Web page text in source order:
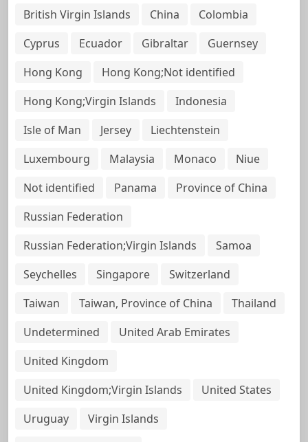
British Virgin Islands
China
Colombia
Cyprus
Ecuador Gibraltar
Guernsey
Hong Kong
Hong Kong;Not identified
Hong Kong;Virgin Islands
Indonesia
Isle of Man
Jersey
Liechtenstein
Luxembourg
Malaysia Monaco
Niue
Not identified
Panama
Province of China
Russian Federation
Russian Federation;Virgin Islands
Samoa
Seychelles
Singapore
Switzerland
Taiwan
Taiwan, Province of China
Thailand
Undetermined
United Arab Emirates
United Kingdom
United Kingdom;Virgin Islands
United States
Uruguay
Virgin Islands